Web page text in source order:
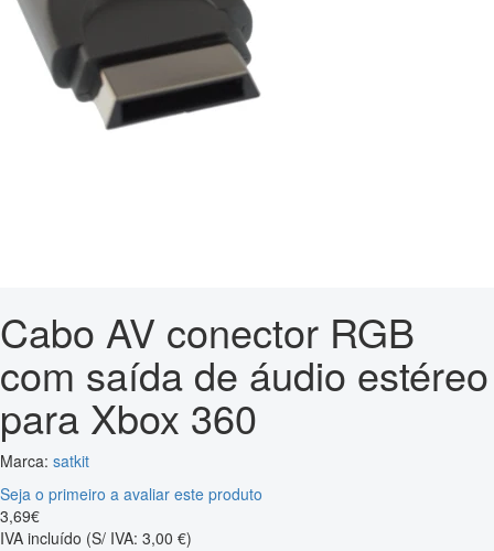
Cabo AV conector RGB
com saída de áudio estéreo
para Xbox 360
Marca: satkit
Seja o primeiro a avaliar este produto
3,69€
IVA incluído (S/ IVA: 3,00 €)